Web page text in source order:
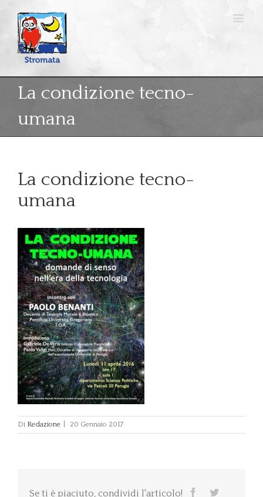
La condizione tecno-
umana
La condizione tecno-
umana
Di Redazione 20 Gennaio 2017
Facebook